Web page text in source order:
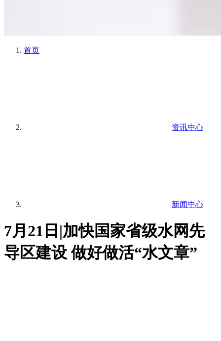
首页
资讯中心
新闻中心
7月21日|加快国家省级水网先
导区建设 做好做活“水文章”